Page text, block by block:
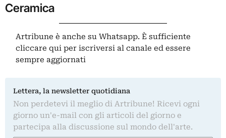
Ceramica
Artribune è anche su Whatsapp. È sufficiente
cliccare qui per iscriversi al canale ed essere
sempre aggiornati
Lettera, la newsletter quotidiana
Non perdetevi il meglio di Artribune! Ricevi ogni
giorno un'e-mail con gli articoli del giorno e
partecipa alla discussione sul mondo dell'arte.